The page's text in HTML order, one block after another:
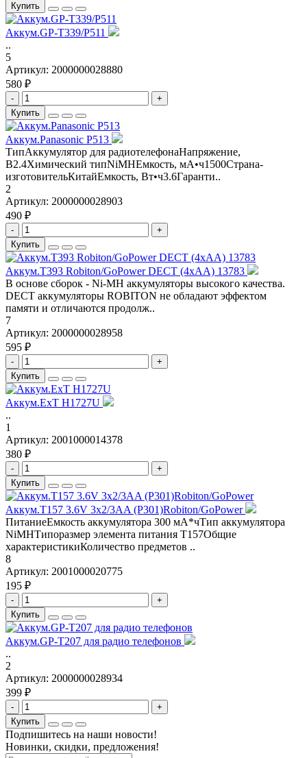
Купить
Аккум.GP-T339/P511
..
5
Артикул: 2000000028880
580 ₽
-
+
Купить
Аккум.Panasonic P513
ТипАккумулятор для радиотелефонаНапряжение,
В2.4Химический типNiMHЕмкость, мА•ч1500Страна-
изготовительКитайЕмкость, Вт•ч3.6Гаранти..
2
Артикул: 2000000028903
490 ₽
-
+
Купить
Аккум.T393 Robiton/GoPower DECT (4хAA) 13783
В основе сборок - Ni-MH аккумуляторы высокого качества.
DECT аккумуляторы ROBITON не обладают эффектом
памяти и отличаются продолж..
7
Артикул: 2000000028958
595 ₽
-
+
Купить
Аккум.ExT H1727U
..
1
Артикул: 2001000014378
380 ₽
-
+
Купить
Аккум.T157 3.6V 3x2/3AA (P301)Robiton/GoPower
ПитаниеЕмкость аккумулятора 300 мА*чТип аккумулятора
NiMHТипоразмер элемента питания T157Общие
характеристикиКоличество предметов ..
8
Артикул: 2001000020775
195 ₽
-
+
Купить
Аккум.GP-T207 для радио телефонов
..
2
Артикул: 2000000028934
399 ₽
-
+
Купить
Подпишитесь на наши новости!
Новинки, скидки, предложения!